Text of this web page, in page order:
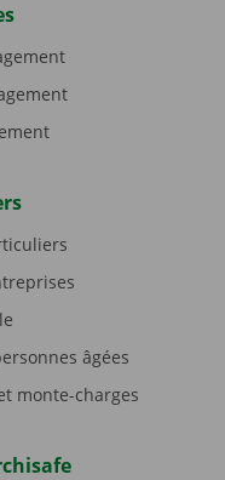
âgées
monte-charges